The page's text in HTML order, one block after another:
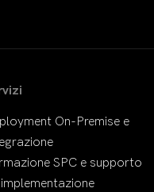
On-Premise e
SPC e supporto